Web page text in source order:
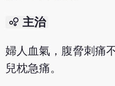
bubble_chart 主治
婦人血氣，腹脅刺痛
兒枕急痛。